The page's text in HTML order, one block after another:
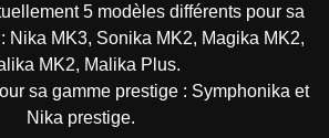
5 modèles différents pour sa
Nika MK3, Sonika MK2, Magika MK2,
MK2, Malika Plus.
sa gamme prestige : Symphonika et
Nika prestige.